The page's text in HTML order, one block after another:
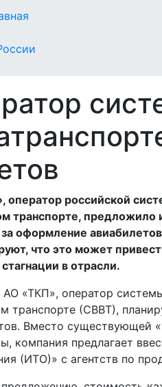
оператор российской
транспорте, предложило
за оформление
что это может
в отрасли.
АО «ТКП», оператор
транспорте (СВВТ),
Вместо существующей
компания предлагает
(ИТО)» с агентств по